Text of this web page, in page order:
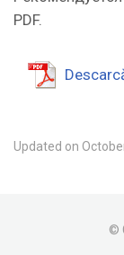
PDF.
Updated on
©